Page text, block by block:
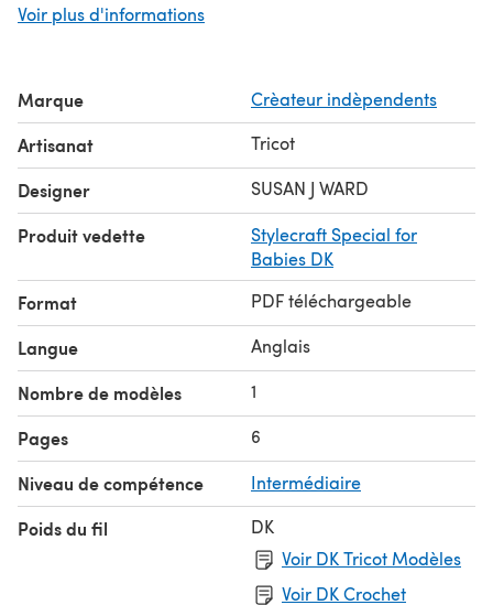
remember it will take more yarn. All patterns are pdf
Voir plus d'informations
Marque Crèateur indèpendents
Artisanat Tricot
Designer SUSAN J WARD
Produit vedette
Stylecraft Special for
Babies DK
Format PDF téléchargeable
Langue Anglais
Nombre de modèles 1
Pages 6
Niveau de compétence Intermédiaire
Poids du fil
DK
Voir DK Tricot Modèles
Voir DK Crochet